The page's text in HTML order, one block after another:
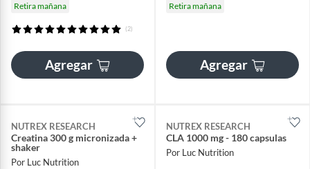
Retira mañana
(2)
Agregar
Retira mañana
Agregar
NUTREX RESEARCH
Creatina 300 g micronizada +
shaker
Por Luc Nutrition
NUTREX RESEARCH
CLA 1000 mg - 180 capsulas
Por Luc Nutrition